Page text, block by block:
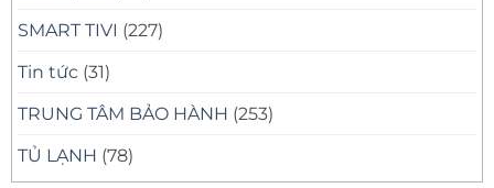
SMART TIVI (227)
Tin tức (31)
TRUNG TÂM BẢO HÀNH (253)
TỦ LẠNH (78)